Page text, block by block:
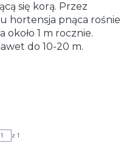
się korą. Przez
hortensja pnąca rośnie
1 m rocznie.
do 10-20 m.
z 1